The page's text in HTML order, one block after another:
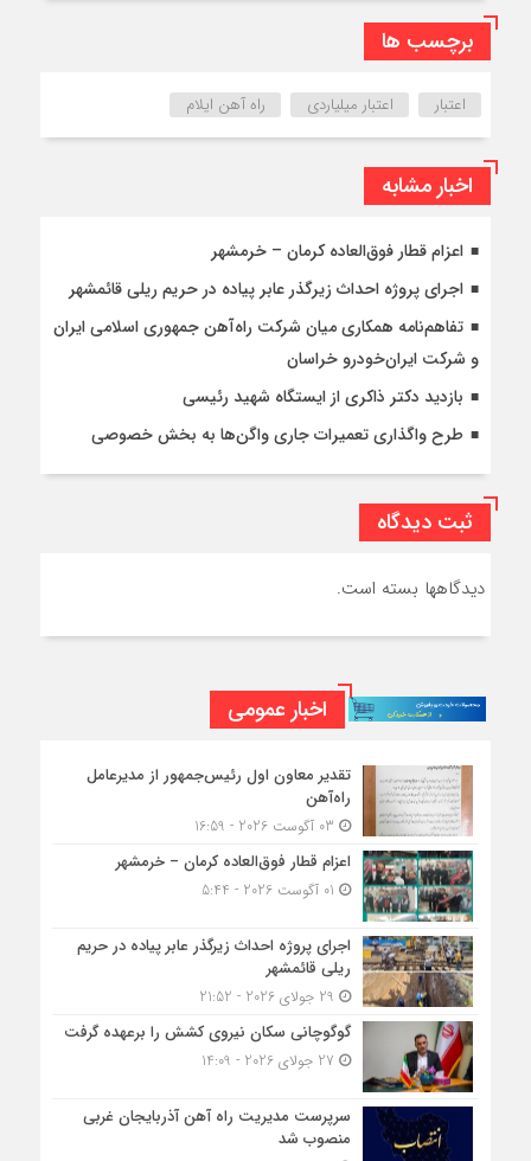
برچسب ها
اعتبار اعتبار میلیاردی راه آهن ایلام
اخبار مشابه
اعزام قطار فوق‌العاده کرمان – خرمشهر
اجرای پروژه احداث زیرگذر عابر پیاده در حریم ریلی قائمشهر
تفاهم‌نامه همکاری میان شرکت راه‌آهن جمهوری اسلامی ایران
و شرکت ایران‌خودرو خراسان
بازدید دکتر ذاکری از ایستگاه شهید رئیسی
طرح واگذاری تعمیرات جاری واگن‌ها به بخش خصوصی
ثبت دیدگاه
دیدگاهها بسته است.
اخبار عمومی
تقدیر معاون اول رئیس‌جمهور از مدیرعامل
راه‌آهن
اعزام قطار فوق‌العاده کرمان – خرمشهر
اجرای پروژه احداث زیرگذر عابر پیاده در حریم
ریلی قائمشهر
گوگوچانی سکان نیروی کشش را برعهده گرفت
سرپرست مدیریت راه آهن آذربایجان غربی
منصوب شد